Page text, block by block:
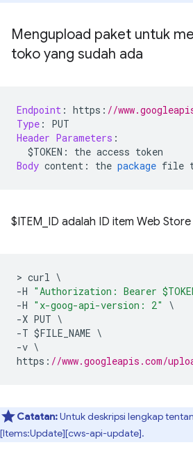
Mengupload paket untuk
toko yang sudah ada
Endpoint : https : //
Type :
PUT
Header Parameters :
$TOKEN :
the access token
Body content : the package file
$ITEM_ID adalah ID item Web
> curl \
-H "Authorization: Bearer
-H "x-goog-api-version: 2"
\
-X PUT \
-T $FILE_NAME \
-v \
https : //www.googleapis.com/
Catatan:Untuk deskripsi lengkap
[Items:Update][cws-api-update].